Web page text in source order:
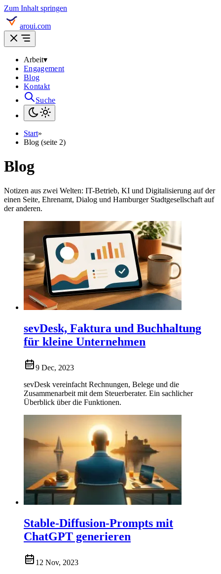
Zum Inhalt springen
aroui.com
Arbeit▾
Engagement
Blog
Kontakt
Suche
Start»
Blog (seite 2)
Blog
Notizen aus zwei Welten: IT-Betrieb, KI und Digitalisierung auf der
einen Seite, Ehrenamt, Dialog und Hamburger Stadtgesellschaft auf
der anderen.
sevDesk, Faktura und Buchhaltung
für kleine Unternehmen
9 Dec, 2023
sevDesk vereinfacht Rechnungen, Belege und die
Zusammenarbeit mit dem Steuerberater. Ein sachlicher
Überblick über die Funktionen.
Stable-Diffusion-Prompts mit
ChatGPT generieren
12 Nov, 2023